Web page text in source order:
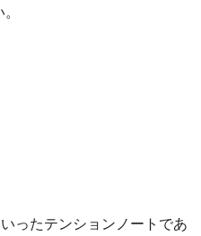
ったテンションノートであ